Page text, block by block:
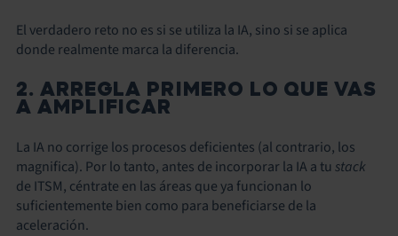
El verdadero reto no es si se utiliza la IA, sino si se aplica
donde realmente marca la diferencia.
2. ARREGLA PRIMERO LO QUE VAS
A AMPLIFICAR
La IA no corrige los procesos deficientes (al contrario, los
magnifica). Por lo tanto, antes de incorporar la IA a tu stack
de ITSM, céntrate en las áreas que ya funcionan lo
suficientemente bien como para beneficiarse de la
aceleración.